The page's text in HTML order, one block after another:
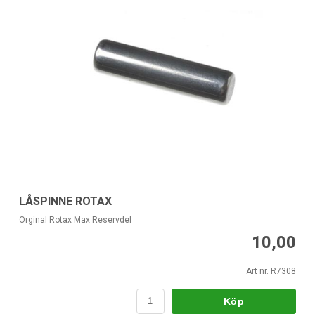
LÅSPINNE ROTAX
Orginal Rotax Max Reservdel
10,00
Art nr. R7308
Köp